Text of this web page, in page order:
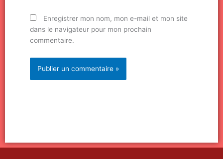
Enregistrer mon nom, mon e-mail et mon site
dans le navigateur pour mon prochain
commentaire.